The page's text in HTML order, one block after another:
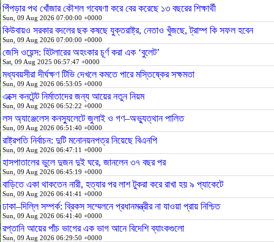
পিঁপড়ার পথ খোঁজার কৌশল গবেষণা করে বের করেছে ১৩ বছরের শিক্ষার্থী
Sun, 09 Aug 2026 07:00:00 +0000
কিউবায়ও সরকার বদলের ছক কষছে যুক্তরাষ্ট্র, নেতাও খুঁজছে, ট্রাম্প কি সফল হবেন
Sun, 09 Aug 2026 07:00:00 +0000
জেসি ওয়েন্স: হিটলারের অহংকার চূর্ণ করা এক ‘বুলেট’
Sat, 09 Aug 2025 06:57:47 +0000
মধ্যবয়সীরা দীর্ঘক্ষণ টিভি দেখলে কমতে পারে মস্তিষ্কের সক্ষমতা
Sun, 09 Aug 2026 06:53:05 +0000
এক্সে কনটেন্ট নির্মাতাদের জন্য আয়ের নতুন নিয়ম
Sun, 09 Aug 2026 06:52:22 +0000
লস অ্যাঞ্জেলেস কনস্যুলেটে জুলাই ও গণ–অভ্যুত্থান পালিত
Sun, 09 Aug 2026 06:51:40 +0000
রাষ্ট্রপতি নির্বাচন: দুটি মনোনয়নপত্র নিয়েছে বিএনপি
Sun, 09 Aug 2026 06:47:11 +0000
হাসপাতালের ভুলে দুজন দুই ঘরে, জানলেন ৩৭ বছর পর
Sun, 09 Aug 2026 06:45:19 +0000
বাড়িতে একা থাকতেন নারী, হত্যার পর লাশ টুকরা করে রাখা হয় ৯ প্যাকেটে
Sun, 09 Aug 2026 06:41:41 +0000
ঢাকা–দিল্লি সম্পর্ক: ব্রিকস সম্মেলনে প্রধানমন্ত্রীর না যাওয়া প্রায় নিশ্চিত
Sun, 09 Aug 2026 06:41:40 +0000
রপ্তানি আয়ের পাঁচ ভাগের এক ভাগ আনে বিদেশি ব্যাংকগুলো
Sun, 09 Aug 2026 06:29:50 +0000